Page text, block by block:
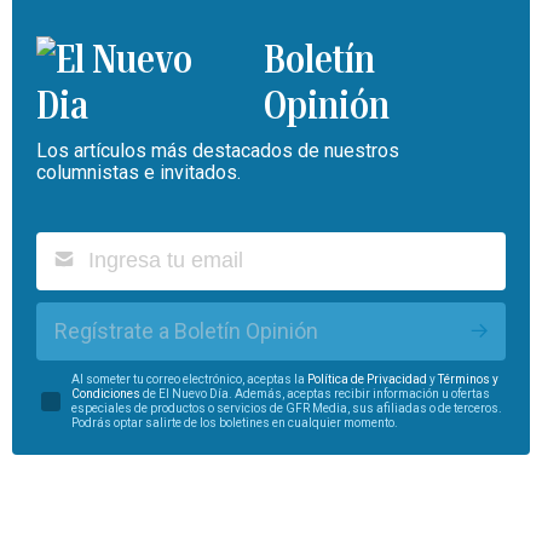
Boletín
Opinión
Los artículos más destacados de nuestros
columnistas e invitados.
Regístrate a Boletín Opinión
Al someter tu correo electrónico, aceptas la Política de Privacidad yTérminos y
Condiciones de El Nuevo Día. Además, aceptas recibir información u ofertas
especiales de productos o servicios de GFR Media, sus afiliadas o de terceros.
Podrás optar salirte de los boletines en cualquier momento.